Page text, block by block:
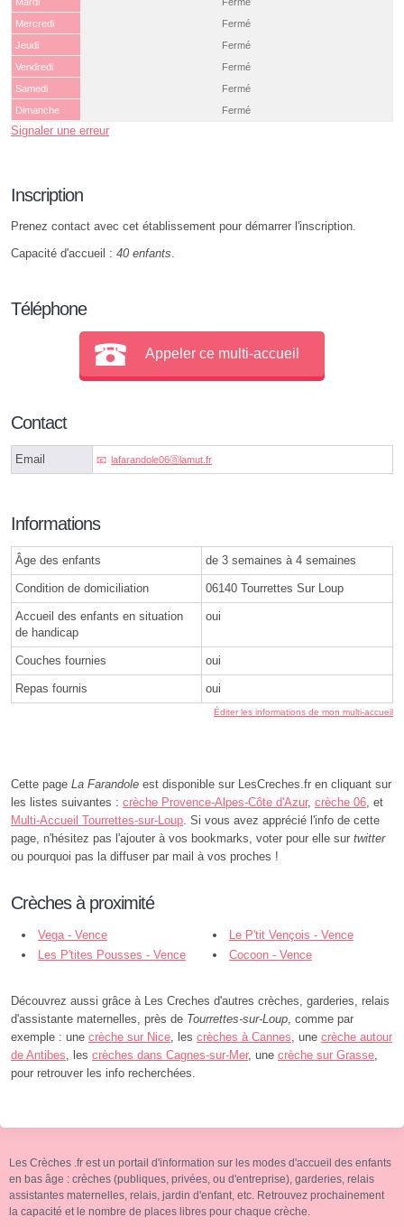
Mercredi
Fermé
Jeudi
Fermé
Vendredi
Fermé
Samedi
Fermé
Dimanche
Fermé
Signaler une erreur
Inscription
Prenez contact avec cet établissement pour démarrer l'inscription.
Capacité d'accueil : 40 enfants
Téléphone
Appeler ce multi-accueil
Contact
Email lafarandole06ⓐlamut.fr
Informations
Âge des enfants de 3 semaines à 4 semaines
Condition de domiciliation 06140 Tourrettes Sur Loup
Accueil des enfants en situation
de handicap
oui
Couches fournies oui
Repas fournis oui
Éditer les informations de mon multi-accueil
Cette page La Farandole est disponible sur LesCreches.fr en cliquant sur
les listes suivantes : crèche Provence-Alpes-Côte d'Azur, crèche 06 , et
Multi-Accueil Tourrettes-sur-Loup . Si vous avez apprécié l'info de cette
page, n'hésitez pas l'ajouter à vos bookmarks, voter pour elle sur twitter
ou pourquoi pas la diffuser par mail à vos proches !
Crèches à proximité
Vega - Vence
Le P'tit Vençois - Vence
Les P'tites Pousses - Vence
Cocoon - Vence
Découvrez aussi grâce à Les Creches d'autres crèches, garderies, relais
d'assistante maternelles, près de Tourrettes-sur-Loup , comme par
exemple : une crèche sur Nice , les crèches à Cannes , une crèche autour
de Antibes , les crèches dans Cagnes-sur-Mer, une crèche sur Grasse
pour retrouver les info recherchées.
Les Crèches .fr est un portail d'information sur les modes d'accueil des enfants
en bas âge : crèches (publiques, privées, ou d'entreprise), garderies, relais
assistantes maternelles, relais, jardin d'enfant, etc. Retrouvez prochainement
la capacité et le nombre de places libres pour chaque crèche.